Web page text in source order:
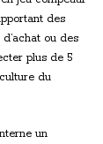
des
ou des
plus de 5
du
un